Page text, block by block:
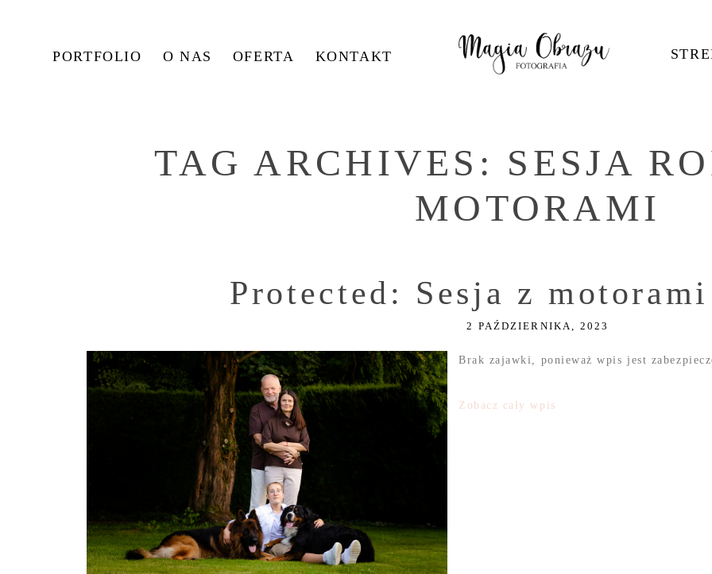
PORTFOLIO O NAS OFERTA KONTAKT
TAG ARCHIVES: SESJA
MOTORAMI
Protected: Sesja z
2 PAŹDZIERNIKA, 2023
Brak zajawki, ponieważ wpis jest
Zobacz cały wpis